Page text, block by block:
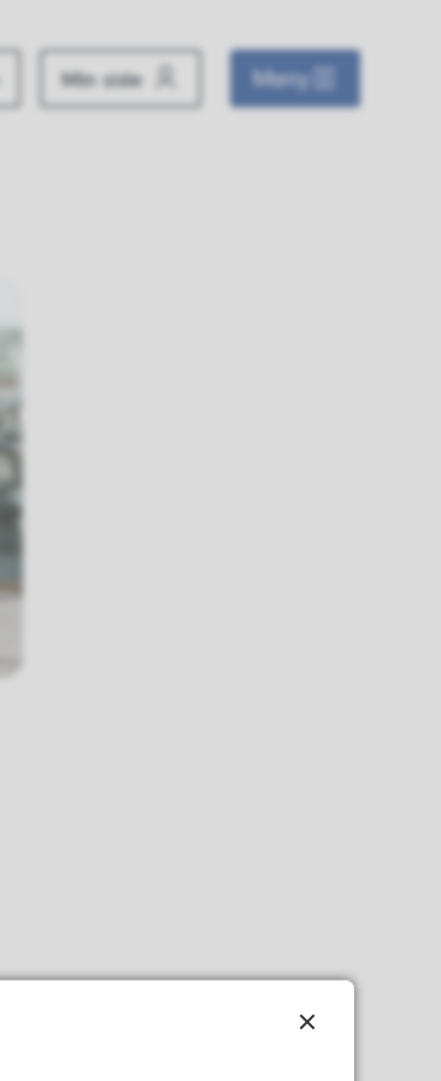
Min side Meny